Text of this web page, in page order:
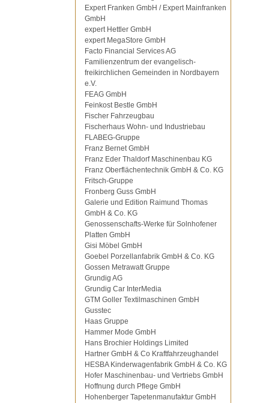
Expert Franken GmbH / Expert Mainfranken
GmbH
expert Hettler GmbH
expert MegaStore GmbH
Facto Financial Services AG
Familienzentrum der evangelisch-
freikirchlichen Gemeinden in Nordbayern
e.V.
FEAG GmbH
Feinkost Bestle GmbH
Fischer Fahrzeugbau
Fischerhaus Wohn- und Industriebau
FLABEG-Gruppe
Franz Bernet GmbH
Franz Eder Thaldorf Maschinenbau KG
Franz Oberflächentechnik GmbH & Co. KG
Fritsch-Gruppe
Fronberg Guss GmbH
Galerie und Edition Raimund Thomas
GmbH & Co. KG
Genossenschafts-Werke für Solnhofener
Platten GmbH
Gisi Möbel GmbH
Goebel Porzellanfabrik GmbH & Co. KG
Gossen Metrawatt Gruppe
Grundig AG
Grundig Car InterMedia
GTM Goller Textilmaschinen GmbH
Gusstec
Haas Gruppe
Hammer Mode GmbH
Hans Brochier Holdings Limited
Hartner GmbH & Co Kraftfahrzeughandel
HESBA Kinderwagenfabrik GmbH & Co. KG
Hofer Maschinenbau- und Vertriebs GmbH
Hoffnung durch Pflege GmbH
Hohenberger Tapetenmanufaktur GmbH